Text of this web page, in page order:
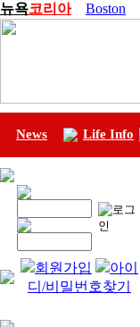
뉴욕코리아 Boston
News Life Info
회원가입
아이
디/비밀번호찾기